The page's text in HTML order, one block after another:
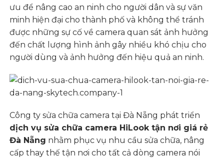
ưu để nâng cao an ninh cho người dân và sự văn
minh hiện đại cho thành phố và không thể tránh
được những sự cố về camera quan sát ảnh hưởng
đến chất lượng hình ảnh gây nhiều khó chịu cho
người dùng và ảnh hưởng đến hiệu quả an ninh.
Công ty sửa chữa camera tại Đà Nẵng phát triển
dịch vụ sửa chữa camera HiLook tận nơi giá rẻ
Đà Nẵng nhằm phục vụ nhu cầu sửa chữa, nâng
cấp thay thế tận nơi cho tất cả dòng camera nói